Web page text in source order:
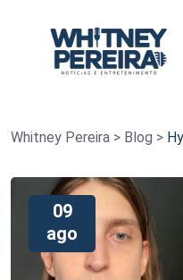
Whitney Pereira > Blog >
09
ago